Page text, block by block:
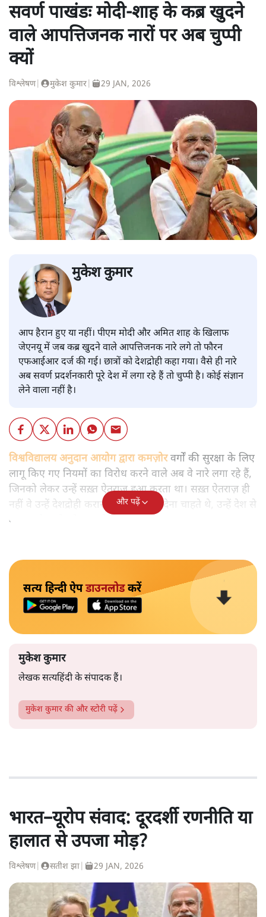
सवर्ण पाखंडः मोदी-शाह के कब्र खुदने
वाले आपत्तिजनक नारों पर अब चुप्पी
क्यों
विश्लेषण| मुकेश कुमार 29 JAN, 2026
मुकेश कुमार
आप हैरान हुए या नहीं। पीएम मोदी और अमित शाह के खिलाफ
जेएनयू में जब कब्र खुदने वाले आपत्तिजनक नारे लगे तो फौरन
एफआईआर दर्ज की गई। छात्रों को देशद्रोही कहा गया। वैसे ही नारे
अब सवर्ण प्रदर्शनकारी पूरे देश में लगा रहे हैं तो चुप्पी है। कोई संज्ञान
लेने वाला नहीं है।
विश्वविद्यालय अनुदान आयोग द्वारा कमज़ोरवर्गों की सुरक्षा के लिए
लागू किए गए नियमों का विरोध करने वाले अब वे नारे लगा रहे हैं,
जिनको लेकर उन्हें सख़्त ऐतराज़ हुआ करता था। सख़्त ऐतराज़ ही
नहीं वे उन्हें देशद्रोही करार देकर जेल भेज देना चाहते थे, उन्हें देश से
बाहर चले जाने को कह रहे थे।
और पढ़ें
सत्य हिन्दी ऐपडाउनलोडकरें
मुकेश कुमार
लेखक सत्यहिंदी के संपादक हैं।
मुकेश कुमार की और स्टोरी पढ़ें
भारत–यूरोप संवाद: दूरदर्शी रणनीति या
हालात से उपजा मोड़?
विश्लेषण| सतीश झा 29 JAN, 2026